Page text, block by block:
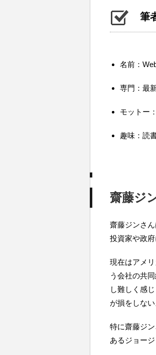
筆
名前：
専門：最
モットー
趣味：読
齋藤ジ
齋藤ジンさ
投資家や政
現在はアメ
う会社の共
し難しく感
が損をしな
特に齋藤ジ
あるジョー